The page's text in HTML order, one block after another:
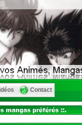
Contact